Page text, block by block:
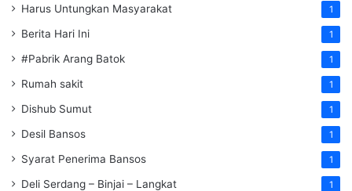
Harus Untungkan Masyarakat 1
Berita Hari Ini 1
#Pabrik Arang Batok 1
Rumah sakit 1
Dishub Sumut 1
Desil Bansos 1
Syarat Penerima Bansos 1
Deli Serdang – Binjai – Langkat 1